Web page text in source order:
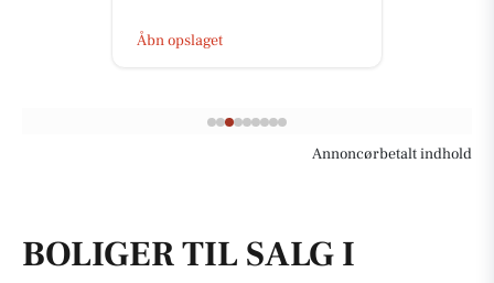
Åbn opslaget
Annoncørbetalt indhold
BOLIGER TIL SALG I